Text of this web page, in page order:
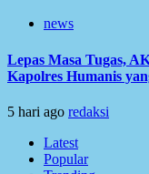
news
Lepas Masa Tugas,
Kapolres Humanis
5 hari ago redaksi
Latest
Popular